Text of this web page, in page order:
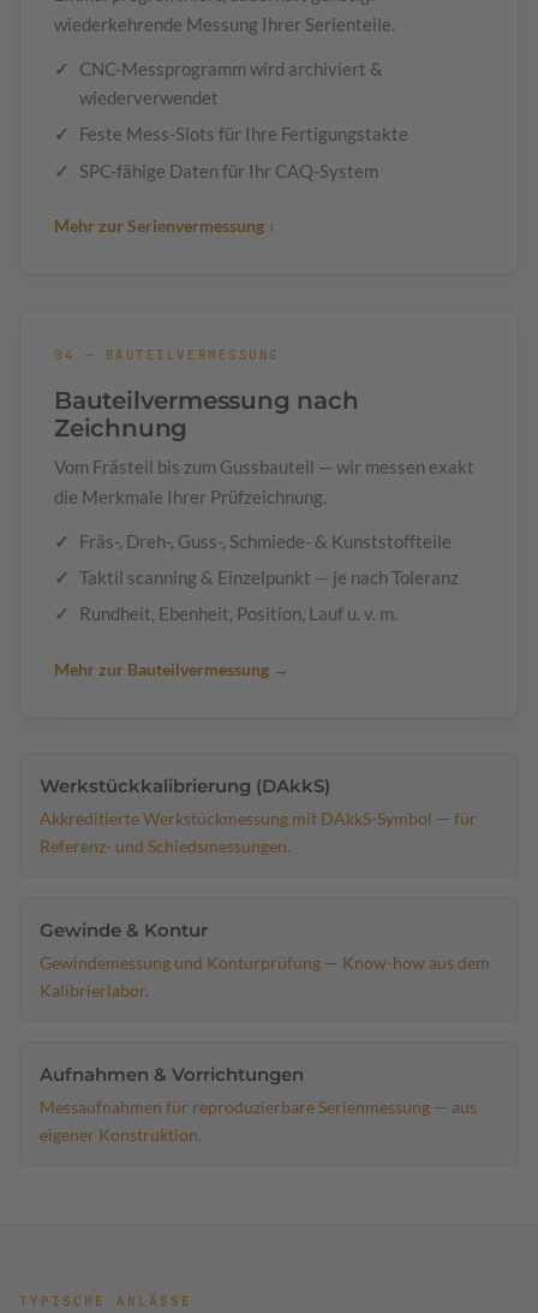
wiederkehrende Messung Ihrer Serienteile.
CNC-Messprogramm wird archiviert &
wiederverwendet
Feste Mess-Slots für Ihre Fertigungstakte
SPC-fähige Daten für Ihr CAQ-System
Mehr zur Serienvermessung ↓
04 — BAUTEILVERMESSUNG
Bauteilvermessung nach
Zeichnung
Vom Frästeil bis zum Gussbauteil — wir messen exakt
die Merkmale Ihrer Prüfzeichnung.
Fräs-, Dreh-, Guss-, Schmiede- & Kunststoffteile
Taktil scanning & Einzelpunkt — je nach Toleranz
Rundheit, Ebenheit, Position, Lauf u. v. m.
Mehr zur Bauteilvermessung →
Werkstückkalibrierung (DAkkS)
Akkreditierte Werkstückmessung mit DAkkS-Symbol — für
Referenz- und Schiedsmessungen.
Gewinde & Kontur
Gewindemessung und Konturprüfung — Know-how aus dem
Kalibrierlabor.
Aufnahmen & Vorrichtungen
Messaufnahmen für reproduzierbare Serienmessung — aus
eigener Konstruktion.
TYPISCHE ANLÄSSE